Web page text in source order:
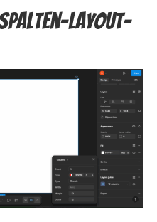
Layout-